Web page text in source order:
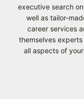
executive search
well as tailor-
career services
themselves
all aspects of